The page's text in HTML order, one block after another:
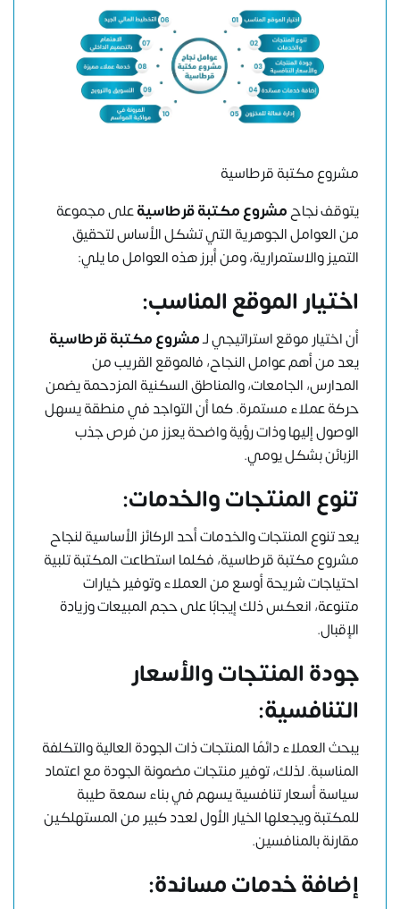
مشروع مكتبة قرطاسية
يتوقف نجاحمشروع مكتبة قرطاسيةعلى مجموعة
من العوامل الجوهرية التي تشكل الأساس لتحقيق
التميز والاستمرارية، ومن أبرز هذه العوامل ما يلي:
اختيار الموقع المناسب:
أن اختيار موقع استراتيجي لـمشروع مكتبة قرطاسية
يعد من أهم عوامل النجاح، فالموقع القريب من
المدارس، الجامعات، والمناطق السكنية المزدحمة يضمن
حركة عملاء مستمرة. كما أن التواجد في منطقة يسهل
الوصول إليها وذات رؤية واضحة يعزز من فرص جذب
الزبائن بشكل يومي.
تنوع المنتجات والخدمات:
يعد تنوع المنتجات والخدمات أحد الركائز الأساسية لنجاح
مشروع مكتبة قرطاسية، فكلما استطاعت المكتبة تلبية
احتياجات شريحة أوسع من العملاء وتوفير خيارات
متنوعة، انعكس ذلك إيجابًا على حجم المبيعات وزيادة
الإقبال.
جودة المنتجات والأسعار
التنافسية:
يبحث العملاء دائمًا المنتجات ذات الجودة العالية والتكلفة
المناسبة. لذلك، توفير منتجات مضمونة الجودة مع اعتماد
سياسة أسعار تنافسية يسهم في بناء سمعة طيبة
للمكتبة ويجعلها الخيار الأول لعدد كبير من المستهلكين
مقارنة بالمنافسين.
إضافة خدمات مساندة: